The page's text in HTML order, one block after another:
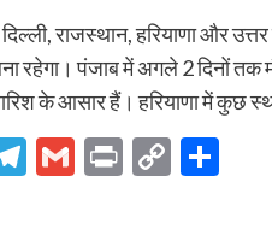
राजस्थान, हरियाणा और
रहेगा। पंजाब में अगले 2 दिनों
के आसार हैं। हरियाणा में कुछ
Telegram
GmailPrintCopy